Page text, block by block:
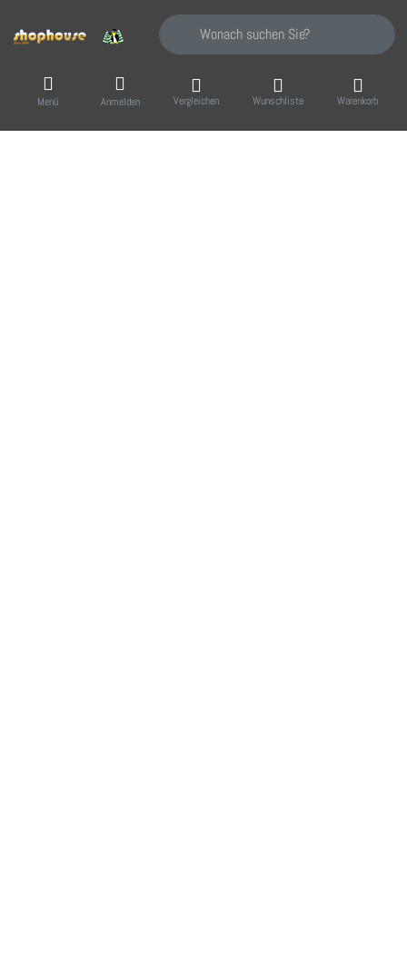
Geben Sie einen Suchbegriff ein. Während
Menü Anmelden Vergleichen Wunschliste Warenkorb